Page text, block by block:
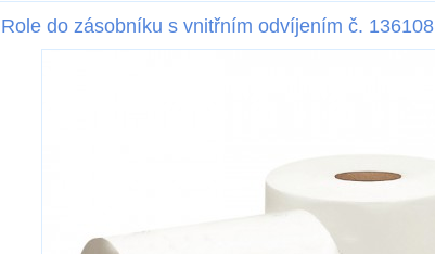
Role do zásobníku s vnitřním odvíjením č. 136108